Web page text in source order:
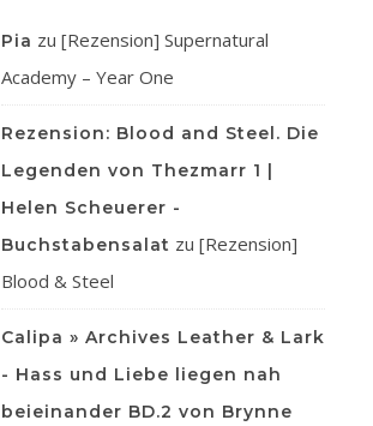
Pia zu [Rezension] Supernatural
Academy – Year One
Rezension: Blood and Steel. Die
Legenden von Thezmarr 1 |
Helen Scheuerer -
Buchstabensalat zu [Rezension]
Blood & Steel
Calipa » Archives Leather & Lark
- Hass und Liebe liegen nah
beieinander BD.2 von Brynne